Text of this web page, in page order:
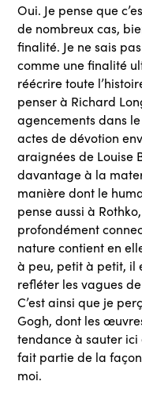
Oui. Je pense que
de nombreux cas,
finalité. Je ne sais
comme une finalité
réécrire toute
penser à Richard
agencements dans
actes de dévotion
araignées de Louise
davantage à la
manière dont le
pense aussi à
profondément
nature contient en
à peu, petit à petit, il
refléter les vagues
C’est ainsi que je
Gogh, dont les
tendance à sauter
fait partie de la
moi.